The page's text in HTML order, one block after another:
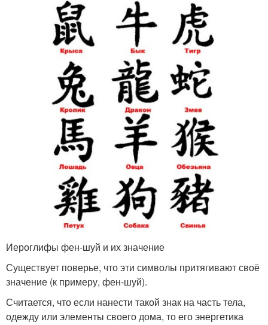
Иероглифы фен-шуй и их значение
Существует поверье, что эти символы притягивают своё
значение (к примеру, фен-шуй).
Считается, что если нанести такой знак на часть тела,
одежду или элементы своего дома, то его энергетика